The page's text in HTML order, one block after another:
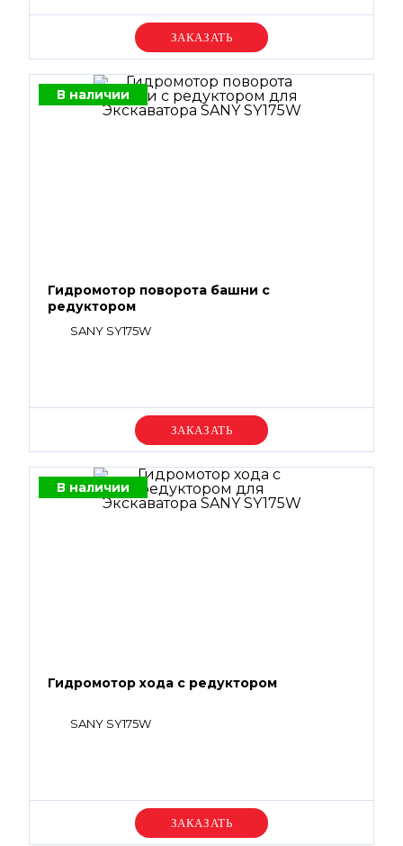
Уточняйте цену
В наличии
Гидромотор поворота башни с
редуктором
SANY SY175W
Уточняйте цену
В наличии
Гидромотор хода с редуктором
SANY SY175W
Уточняйте цену